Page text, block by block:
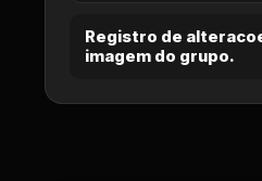
Registro de
imagem do grupo.